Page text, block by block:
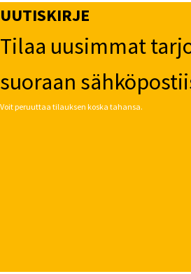
UUTISKIRJE
Tilaa uusimmat
suoraan
Voit peruuttaa tilauksen koska tahansa.